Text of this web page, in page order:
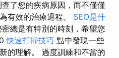
了您的疾病原因，而不僅僅
有效的治療過程。 SEO是什
總是有特別的時刻，希望您
快速打掃技巧 點中發現一些
的理解。 過度訓練和不當的